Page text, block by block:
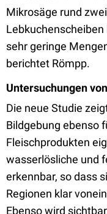
Mikrosäge rund
sehr geringe
berichtet Römpp.
Untersuchungen
Die neue Studie
Bildgebung ebenso
Fleischprodukten
wasserlösliche und
erkennbar, so dass
Regionen klar
Ebenso wird